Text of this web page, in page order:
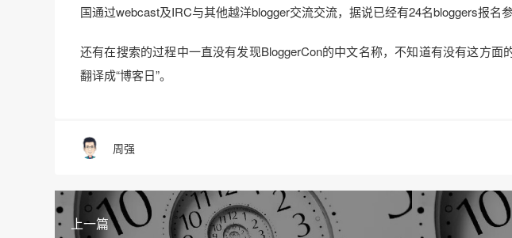
国通过webcast及IRC与其他越洋blogger交流交流，据说已经有24名bloggers报名
还有在搜索的过程中一直没有发现BloggerCon的中文名称，不知道有没有这方
翻译成“博客日”。
周强
上一篇